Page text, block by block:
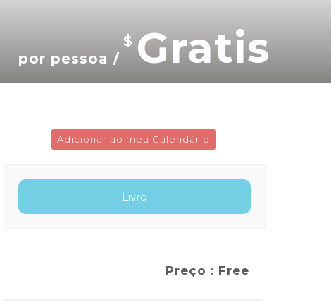
por pessoa /
$ Gratis
Adicionar ao meu Calendário
Preço : Free